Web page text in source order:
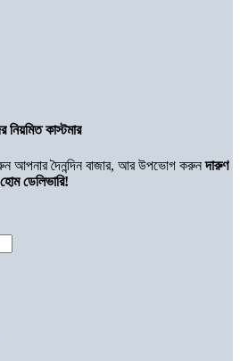
কাস্টমার
আপনার দৈনন্দিন বাজার, আর উপভোগ করুনদারুণ
ডেলিভারি!